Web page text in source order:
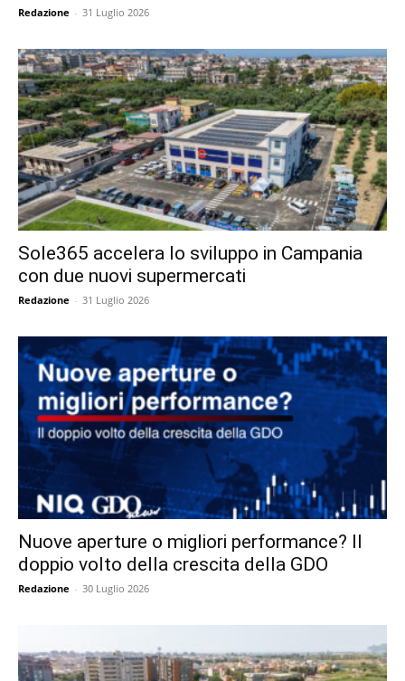
Redazione - 31 Luglio 2026
Sole365 accelera lo sviluppo in Campania
con due nuovi supermercati
Redazione - 31 Luglio 2026
Nuove aperture o migliori performance? Il
doppio volto della crescita della GDO
Redazione - 30 Luglio 2026